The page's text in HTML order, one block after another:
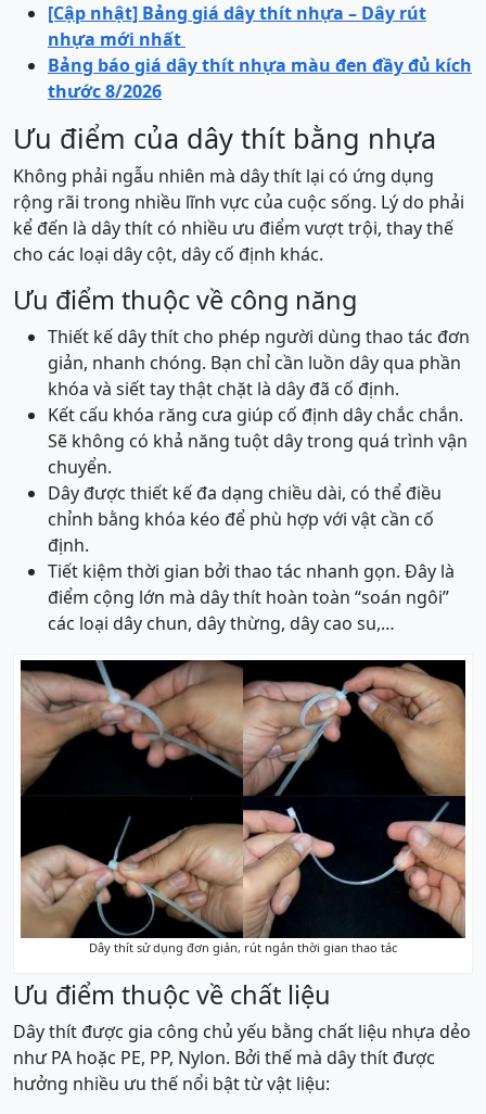
[Cập nhật] Bảng giá dây thít nhựa – Dây rút
nhựa mới nhất
Bảng báo giá dây thít nhựa màu đen đầy đủ kích
thước 8/2026
Ưu điểm của dây thít bằng nhựa
Không phải ngẫu nhiên mà dây thít lại có ứng dụng
rộng rãi trong nhiều lĩnh vực của cuộc sống. Lý do phải
kể đến là dây thít có nhiều ưu điểm vượt trội, thay thế
cho các loại dây cột, dây cố định khác.
Ưu điểm thuộc về công năng
Thiết kế dây thít cho phép người dùng thao tác đơn
giản, nhanh chóng. Bạn chỉ cần luồn dây qua phần
khóa và siết tay thật chặt là dây đã cố định.
Kết cấu khóa răng cưa giúp cố định dây chắc chắn.
Sẽ không có khả năng tuột dây trong quá trình vận
chuyển.
Dây được thiết kế đa dạng chiều dài, có thể điều
chỉnh bằng khóa kéo để phù hợp với vật cần cố
định.
Tiết kiệm thời gian bởi thao tác nhanh gọn. Đây là
điểm cộng lớn mà dây thít hoàn toàn “soán ngôi”
các loại dây chun, dây thừng, dây cao su,…
Dây thít sử dụng đơn giản, rút ngắn thời gian thao tác
Ưu điểm thuộc về chất liệu
Dây thít được gia công chủ yếu bằng chất liệu nhựa dẻo
như PA hoặc PE, PP, Nylon. Bởi thế mà dây thít được
hưởng nhiều ưu thế nổi bật từ vật liệu: